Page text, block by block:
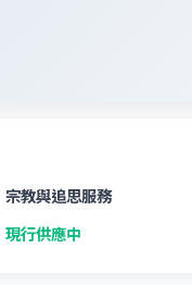
宗教與追思服務
現行供應中